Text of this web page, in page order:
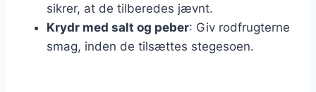
sikrer, at de tilberedes jævnt.
Krydr med salt og peber: Giv rodfrugterne
smag, inden de tilsættes stegesoen.